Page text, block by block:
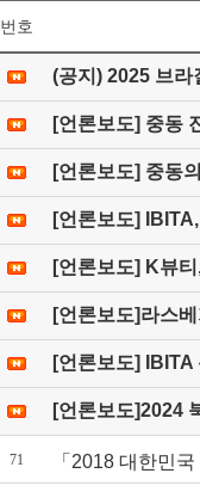
번호
(공지) 2025 브라
[언론보도] 중동
[언론보도] 중동
[언론보도]
[언론보도] K뷰
[언론보도]라스
[언론보도] IBITA
[언론보도]2024
71 「2018 대한민